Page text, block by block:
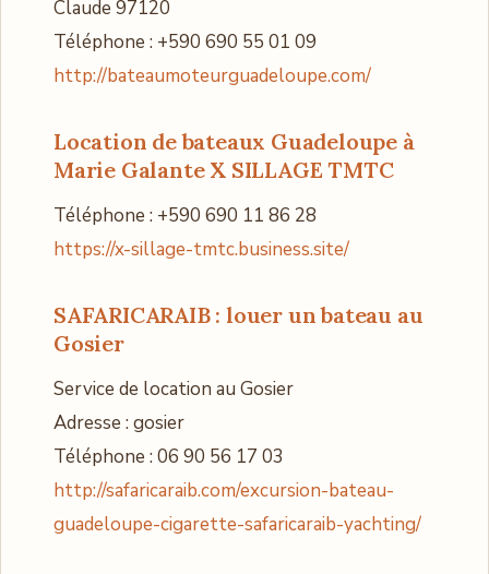
Claude 97120
Téléphone : +590 690 55 01 09
http://bateaumoteurguadeloupe.com/
Location de bateaux Guadeloupe à
Marie Galante X SILLAGE TMTC
Téléphone : +590 690 11 86 28
https://x-sillage-tmtc.business.site/
SAFARICARAIB: louer un bateau au
Gosier
Service de location au Gosier
Adresse : gosier
Téléphone : 06 90 56 17 03
http://safaricaraib.com/excursion-bateau-
guadeloupe-cigarette-safaricaraib-yachting/